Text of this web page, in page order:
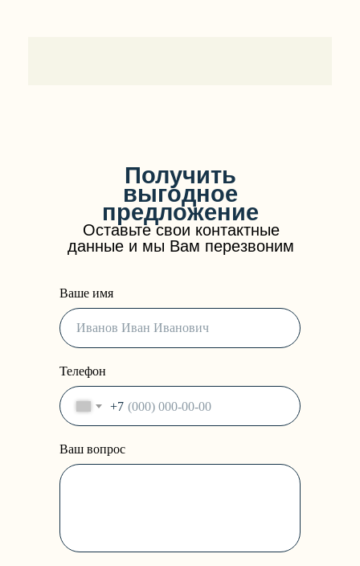
Ваше имя
Телефон
+7
Ваш вопрос
Оставьте свои контактные
данные и мы Вам перезвоним
Получить
выгодное
предложение